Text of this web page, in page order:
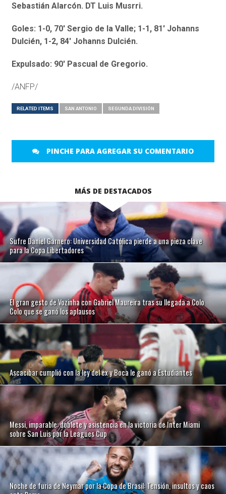
Sebastián Alarcón. DT Luis Musrri.
Goles: 1-0, 70′ Sergio de la Valle; 1-1, 81′ Johanns
Dulcién, 1-2, 84′ Johanns Dulcién.
Expulsado: 90′ Pascual de Gregorio.
/ANFP/
RELATED ITEMS SAN ANTONIO SEGUNDA DIVISIÓN
PINCHE PARA AGREGAR SU COMENTARIO
MÁS DE DESTACADOS
Sufre Daniel Garnero: Universidad Católica pierde a una pieza clave
para la Copa Libertadores
El gran gesto de Vozinha con Gabriel Maureira tras su llegada a Colo
Colo que se ganó los aplausos
Ascacibar cumplió con la ley del ex y Boca le ganó a Estudiantes
Messi, imparable: doblete y asistencia en la victoria de Inter Miami
sobre San Luis por la Leagues Cup
Noche de furia de Neymar por la Copa de Brasil: Tensión, insultos y caos